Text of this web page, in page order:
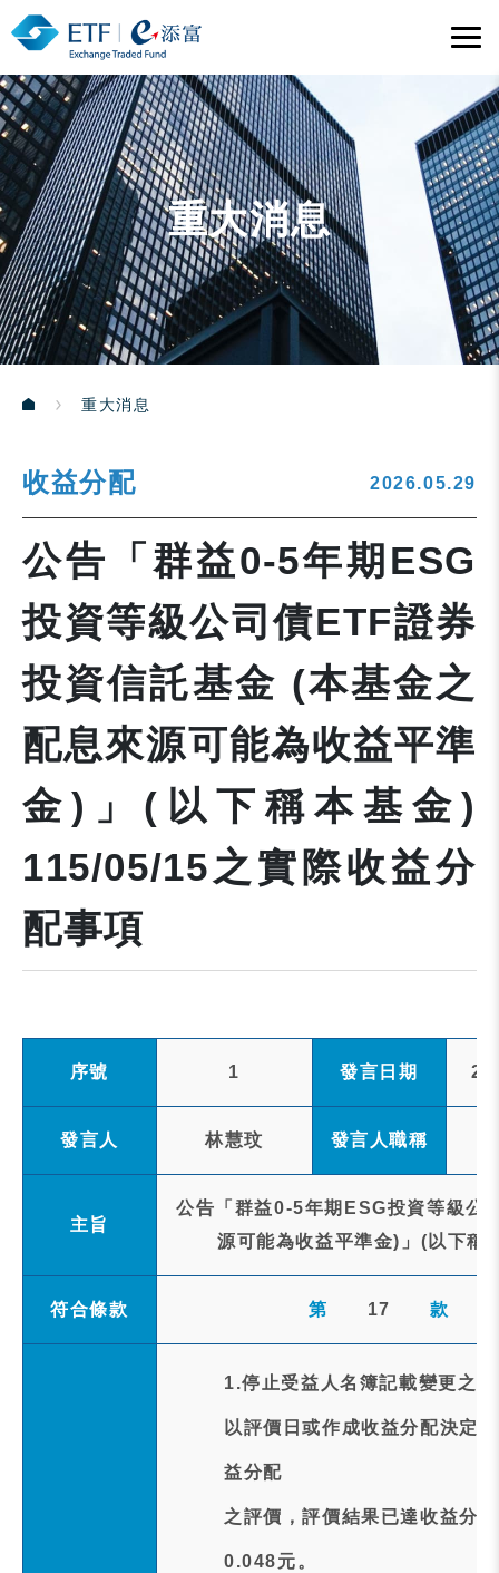
重大消息
重大消息
收益分配 2026.05.29
公告「群益0-5年期ESG
投資等級公司債ETF證券
投資信託基金 (本基金之
配息來源可能為收益平準
金)」(以下稱本基金)
115/05/15之實際收益分
配事項
序號 1 發言日期
發言人 林慧玟 發言人職稱
主旨
公告「群益0-5年期ESG投資等級公
源可能為收益平準金)」(以下
符合條款 第 17 款
1.停止受益人名簿記載變更之
以評價日或作成收益分配決定
益分配
之評價，評價結果已達收益分
0.048元。